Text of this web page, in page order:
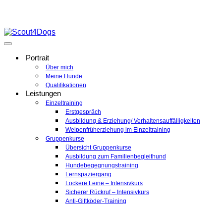
Portrait
Über mich
Meine Hunde
Qualifikationen
Leistungen
Einzeltraining
Erstgespräch
Ausbildung & Erziehung/ Verhaltensauffälligkeiten
Welpenfrüherziehung im Einzeltraining
Gruppenkurse
Übersicht Gruppenkurse
Ausbildung zum Familienbegleithund
Hundebegegnungstraining
Lernspaziergang
Lockere Leine – Intensivkurs
Sicherer Rückruf – Intensivkurs
Anti-Giftköder-Training